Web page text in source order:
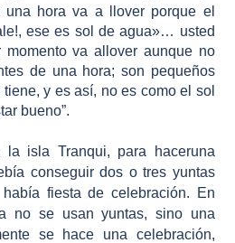
hora va a llover porque el
ese es sol de agua»… usted
va allover aunque no
de una hora; son pequeños
y es así, no es como el sol
bueno”.
isla Tranqui, para haceruna
conseguir dos o tres yuntas
fiesta de celebración. En
no se usan yuntas, sino una
se hace una celebración,